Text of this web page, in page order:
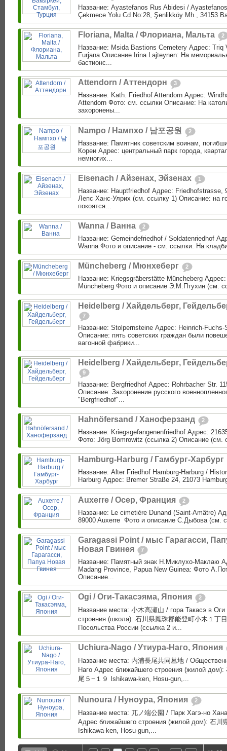
Название: Ayastefanos Rus Abidesi /
Çekmece Yolu Cd No:28, Şenlikköy Mh., 34153
Floriana, Malta / Флориана, Мальта 2
Название: Msida Bastions Cemetery Адрес: Triq
Furjana Описание Irina Lajteynen: На
бастионс...
Attendorn / Аттендорн 3
Название: Kath. Friedhof Attendorn Адрес:
Attendorn Фото: см. ссылки Описание: На
захоронены...
Nampo / Нампхо / 남포공원 2
Название: Памятник советским воинам,
Кореи Адрес: центральный парк города,
немногих...
Eisenach / Айзенах, Эйзенах 1
Название: Hauptfriedhof Адрес: Friedhofstrasse,
Лепс Ханс-Улрих (см. ссылку 1) Описание: на
покоятся...
Wanna / Ванна 2
Название: Gemeindefriedhof / Soldatenriedhof
Wanna Фото и описание - см. ссылки: На
Müncheberg / Мюнхеберг 2
Название: Kriegsgräberstätte Müncheberg
Müncheberg Фото и описание Э.М.Птухин (см.
Heidelberg / Хайдельберг,
7
Название: Stolpernsteine Адрес: Heinrich-Fuchs-
Описание: пять советских граждан были
вагонной фабрики...
Heidelberg / Хайдельберг,
9
Название: Bergfriedhof Адрес: Rohrbacher Str.
Описание: Захоронение русского
"Bergfriedhof"...
Hahnöfersand / Ханоферзанд 2
Название: Kriegsgefangenenfriedhof Адрес:
Фото: Jörg Bomrowitz (ссылка 2) Описание (см.
Hamburg-Harburg / Гамбург-Харбург
Название: Alter Friedhof Hamburg-Harburg /
Harburg Адрес: Bremer Straße 24, 21073
Auxerre ‎/ Осер, Франция 2
Название: Le cimetière Dunand (Saint-Amâtre)
89000 Auxerre ‎ Фото и описание С.Дыбова (см.
Garagassi Point / мыс Гарагасси,
Новая Гвинея
7
Название: Памятный знак Н.Миклухо-Маклаю
Madang Province, Papua New Guinea: Фото
Описание...
Ogi / Оги-Такасэяма, Япония 2
Название места: 小木高瀬山 / гора Такасэ в
строения (школа): 石川県鳳珠郡能登町小木１丁
Посольства России (ссылка 2 и...
Uchiura-Nago / Утиура-Наго, Япония
Название места: 内浦長尾共同墓地 /
Наго Адрес ближайшего строения (жилой дом):
尾５−１９ Ishikawa-ken, Hosu-gun,...
Nunoura / Нуноура, Япония 2
Название места: 兀ノ端公園 / Парк Хагэ-но
Адрес ближайшего строения (жилой дом): 石川
Ishikawa-ken, Hosu-gun,...